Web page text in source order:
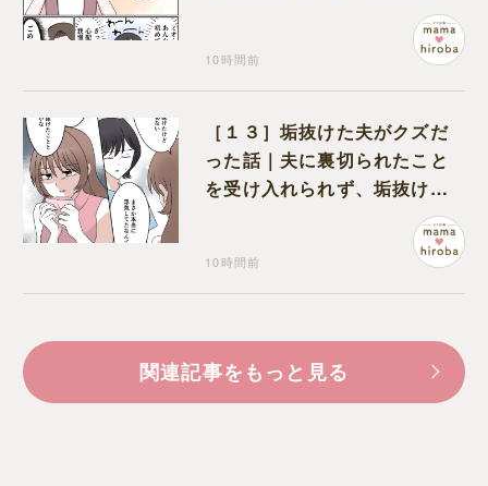
と怯えて泣く孫に心が痛む
10時間前
［１３］垢抜けた夫がクズだ
った話｜夫に裏切られたこと
を受け入れられず、垢抜けた
ことが関係しているのかと嘆
10時間前
関連記事をもっと見る